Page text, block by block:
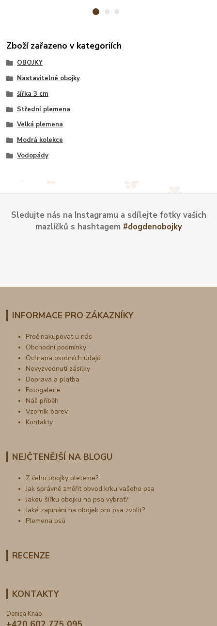
Zboží zařazeno v kategoriích
OBOJKY
Nastavitelné obojky
šířka 3 cm
Střední plemena
Velká plemena
Modrá kolekce
Vodopády
Sledujte nás na Instagramu a sdílejte fotky vašich
mazlíčků s hashtagem #dogdenobojky
INFORMACE PRO ZÁKAZNÍKY
Proč nakupovat u nás
Obchodní podmínky
Ochrana osobních údajů
Nevyzvednutí zásilky
Doprava a platba
Fotogalerie
Náš příběh
Vzorník barev
Kontakty
NEJČTENĚJŠÍ NA BLOGU
Z čeho obojky pleteme?
Jak správně změřit obvod krku vašeho psa
Jakou šířku obojku na psa vybrat?
Jaké zapínání na obojek pro psa zvolit?
Plemena psů
RECENZE
KONTAKTY
Denisa Knap